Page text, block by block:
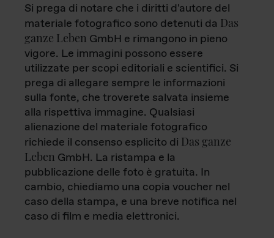
Si prega di notare che i diritti d'autore del
materiale fotografico sono detenuti da Das
ganze Leben GmbH e rimangono in pieno
vigore. Le immagini possono essere
utilizzate per scopi editoriali e scientifici. Si
prega di allegare sempre le informazioni
sulla fonte, che troverete salvata insieme
alla rispettiva immagine. Qualsiasi
alienazione del materiale fotografico
richiede il consenso esplicito di Das ganze
Leben GmbH. La ristampa e la
pubblicazione delle foto è gratuita. In
cambio, chiediamo una copia voucher nel
caso della stampa, e una breve notifica nel
caso di film e media elettronici.